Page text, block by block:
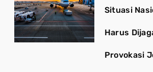
Situasi
Harus
Provokasi